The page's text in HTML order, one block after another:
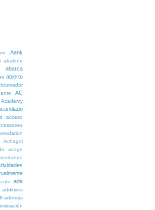
Aank
abalone
abarca
abierto
AC
Academy
acceso
Achagol
acoge
ada
additives
además